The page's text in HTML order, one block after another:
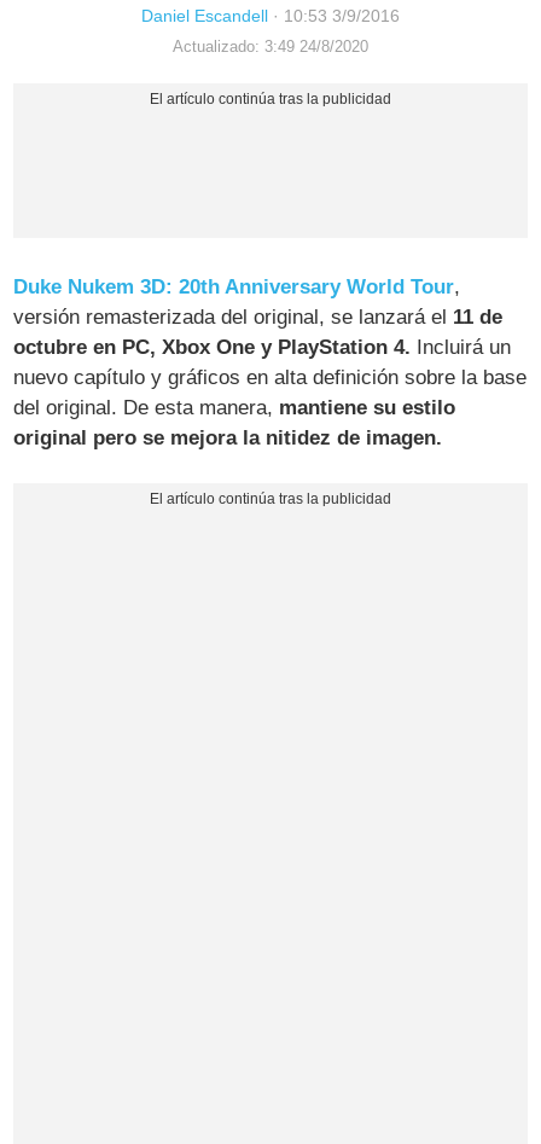
Daniel Escandell · 10:53 3/9/2016
Actualizado: 3:49 24/8/2020
Duke Nukem 3D: 20th Anniversary World Tour,
versión remasterizada del original, se lanzará el 11 de
octubre en PC, Xbox One y PlayStation 4. Incluirá un
nuevo capítulo y gráficos en alta definición sobre la base
del original. De esta manera, mantiene su estilo
original pero se mejora la nitidez de imagen.